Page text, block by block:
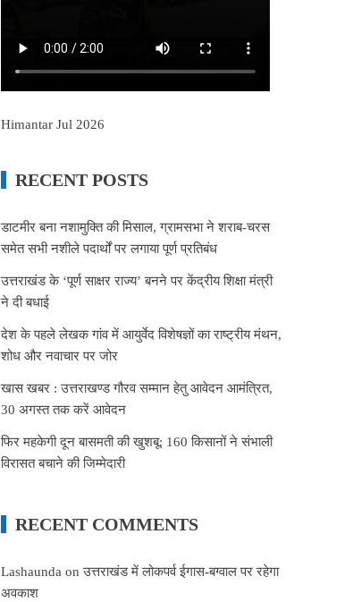
Himantar Jul 2026
RECENT POSTS
डाटमीर बना नशामुक्ति की मिसाल, ग्रामसभा ने शराब-चरस
समेत सभी नशीले पदार्थों पर लगाया पूर्ण प्रतिबंध
उत्तराखंड के ‘पूर्ण साक्षर राज्य’ बनने पर केंद्रीय शिक्षा मंत्री
ने दी बधाई
देश के पहले लेखक गांव में आयुर्वेद विशेषज्ञों का राष्ट्रीय मंथन,
शोध और नवाचार पर जोर
खास खबर : उत्तराखण्ड गौरव सम्मान हेतु आवेदन आमंत्रित,
30 अगस्त तक करें आवेदन
फिर महकेगी दून बासमती की खुशबू: 160 किसानों ने संभाली
विरासत बचाने की जिम्मेदारी
RECENT COMMENTS
Lashaunda onउत्तराखंड में लोकपर्व ईगास-बग्वाल पर रहेगा
अवकाश